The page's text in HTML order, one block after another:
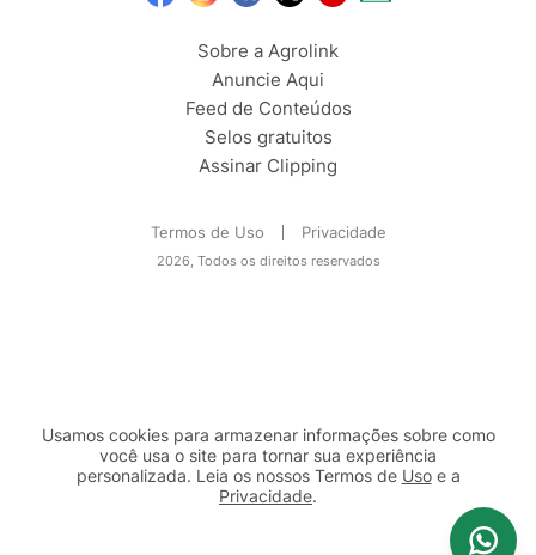
Sobre a Agrolink
Anuncie Aqui
Feed de Conteúdos
Selos gratuitos
Assinar Clipping
Termos de Uso Privacidade
2026, Todos os direitos reservados
Usamos cookies para armazenar informações sobre como
você usa o site para tornar sua experiência
personalizada. Leia os nossos Termos de Usoe a
Privacidade.